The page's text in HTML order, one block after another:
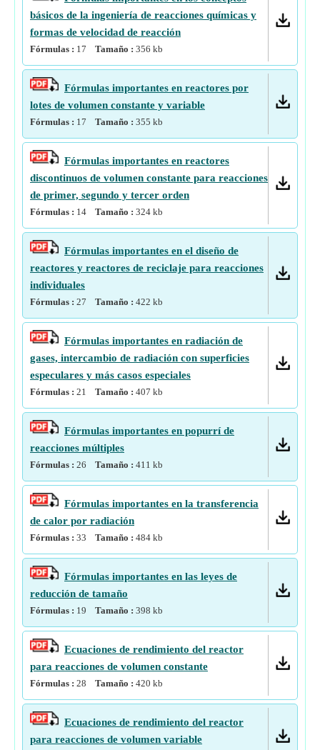
básicos de la ingeniería de reacciones químicas y
formas de velocidad de reacción
Fórmulas : 17 Tamaño : 356 kb
Fórmulas importantes en reactores por
lotes de volumen constante y variable
Fórmulas : 17 Tamaño : 355 kb
Fórmulas importantes en reactores
discontinuos de volumen constante para reacciones
de primer, segundo y tercer orden
Fórmulas : 14 Tamaño : 324 kb
Fórmulas importantes en el diseño de
reactores y reactores de reciclaje para reacciones
individuales
Fórmulas : 27 Tamaño : 422 kb
Fórmulas importantes en radiación de
gases, intercambio de radiación con superficies
especulares y más casos especiales
Fórmulas : 21 Tamaño : 407 kb
Fórmulas importantes en popurrí de
reacciones múltiples
Fórmulas : 26 Tamaño : 411 kb
Fórmulas importantes en la transferencia
de calor por radiación
Fórmulas : 33 Tamaño : 484 kb
Fórmulas importantes en las leyes de
reducción de tamaño
Fórmulas : 19 Tamaño : 398 kb
Ecuaciones de rendimiento del reactor
para reacciones de volumen constante
Fórmulas : 28 Tamaño : 420 kb
Ecuaciones de rendimiento del reactor
para reacciones de volumen variable